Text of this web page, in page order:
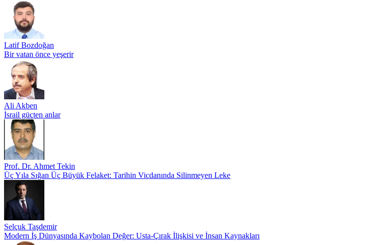
Latif Bozdoğan
Bir vatan önce yeşerir
Ali Akben
İsrail güçten anlar
Prof. Dr. Ahmet Tekin
Üç Yıla Sığan Üç Büyük Felaket: Tarihin Vicdanında Silinmeyen Leke
Selçuk Taşdemir
Modern İş Dünyasında Kaybolan Değer: Usta-Çırak İlişkisi ve İnsan Kaynakları